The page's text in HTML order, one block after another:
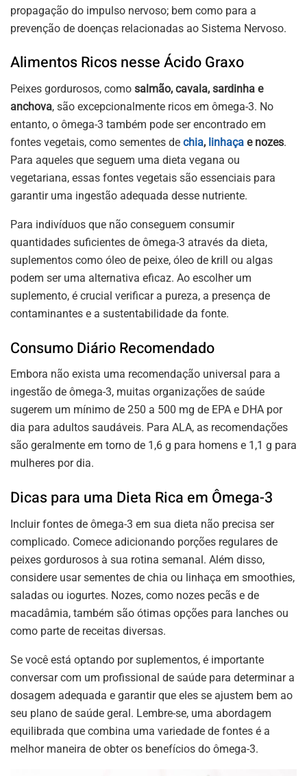
propagação do impulso nervoso; bem como para a
prevenção de doenças relacionadas ao Sistema Nervoso.
Alimentos Ricos nesse Ácido Graxo
Peixes gordurosos, como salmão, cavala, sardinha e
anchova, são excepcionalmente ricos em ômega-3. No
entanto, o ômega-3 também pode ser encontrado em
fontes vegetais, como sementes de chia, linhaça e nozes.
Para aqueles que seguem uma dieta vegana ou
vegetariana, essas fontes vegetais são essenciais para
garantir uma ingestão adequada desse nutriente.
Para indivíduos que não conseguem consumir
quantidades suficientes de ômega-3 através da dieta,
suplementos como óleo de peixe, óleo de krill ou algas
podem ser uma alternativa eficaz. Ao escolher um
suplemento, é crucial verificar a pureza, a presença de
contaminantes e a sustentabilidade da fonte.
Consumo Diário Recomendado
Embora não exista uma recomendação universal para a
ingestão de ômega-3, muitas organizações de saúde
sugerem um mínimo de 250 a 500 mg de EPA e DHA por
dia para adultos saudáveis. Para ALA, as recomendações
são geralmente em torno de 1,6 g para homens e 1,1 g para
mulheres por dia.
Dicas para uma Dieta Rica em Ômega-3
Incluir fontes de ômega-3 em sua dieta não precisa ser
complicado. Comece adicionando porções regulares de
peixes gordurosos à sua rotina semanal. Além disso,
considere usar sementes de chia ou linhaça em smoothies,
saladas ou iogurtes. Nozes, como nozes pecãs e de
macadâmia, também são ótimas opções para lanches ou
como parte de receitas diversas.
Se você está optando por suplementos, é importante
conversar com um profissional de saúde para determinar a
dosagem adequada e garantir que eles se ajustem bem ao
seu plano de saúde geral. Lembre-se, uma abordagem
equilibrada que combina uma variedade de fontes é a
melhor maneira de obter os benefícios do ômega-3.